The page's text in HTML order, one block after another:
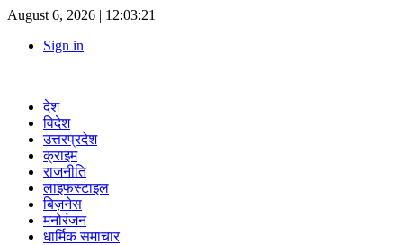
August 6, 2026 | 12:03:21
Sign in
देश
विदेश
उत्तरप्रदेश
क्राइम
राजनीति
लाइफस्टाइल
बिज़नेस
मनोरंजन
धार्मिक समाचार